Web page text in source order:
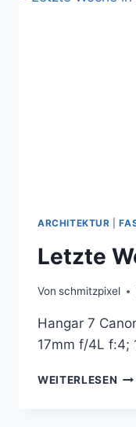
ARCHITEKTUR |
Letzte
Von schmitzpixel
Hangar 7
17mm f/4L f:4;
WEITERLESEN